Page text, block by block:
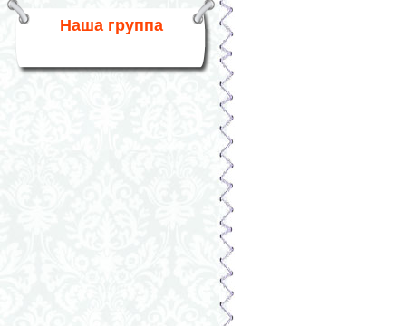
Наша группа